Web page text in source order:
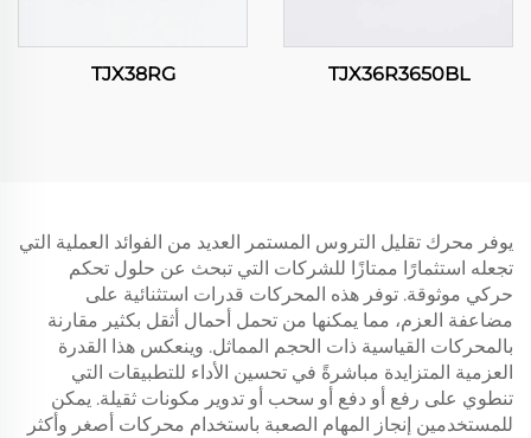
TJX36R3650BL
TJX38RG
يوفر محرك تقليل التروس المستمر العديد من الفوائد العملية التي
تجعله استثمارًا ممتازًا للشركات التي تبحث عن حلول تحكم
حركي موثوقة. توفر هذه المحركات قدرات استثنائية على
مضاعفة العزم، مما يمكنها من تحمل أحمال أثقل بكثير مقارنة
بالمحركات القياسية ذات الحجم المماثل. وينعكس هذا القدرة
العزمية المتزايدة مباشرةً في تحسين الأداء للتطبيقات التي
تنطوي على رفع أو دفع أو سحب أو تدوير مكونات ثقيلة. يمكن
للمستخدمين إنجاز المهام الصعبة باستخدام محركات أصغر وأكثر